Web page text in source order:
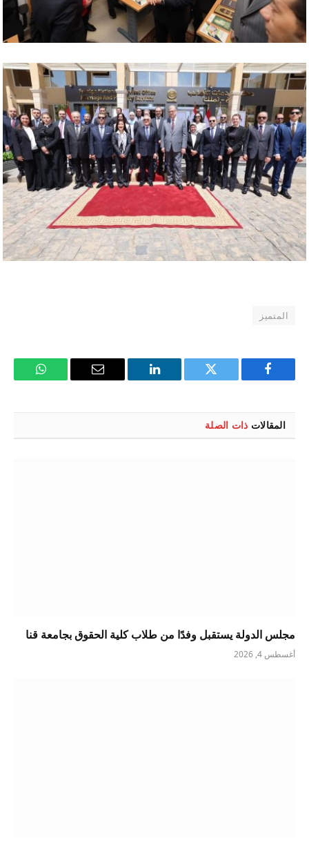
المتميز
فيسبوك تويتر لينكدإن
البريد
واتساب
المقالات ذات الصلة
مجلس الدولة يستقبل وفدًا من طلاب كلية الحقوق بجامعة قنا
أغسطس 4, 2026